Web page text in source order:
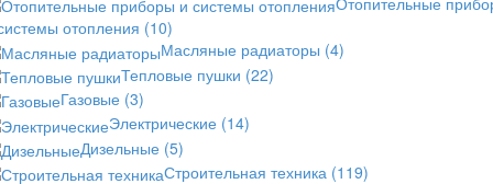
отопления (10)
Масляные радиаторы (4)
Тепловые пушки (22)
Газовые (3)
Электрические (14)
Дизельные (5)
Строительная техника (119)